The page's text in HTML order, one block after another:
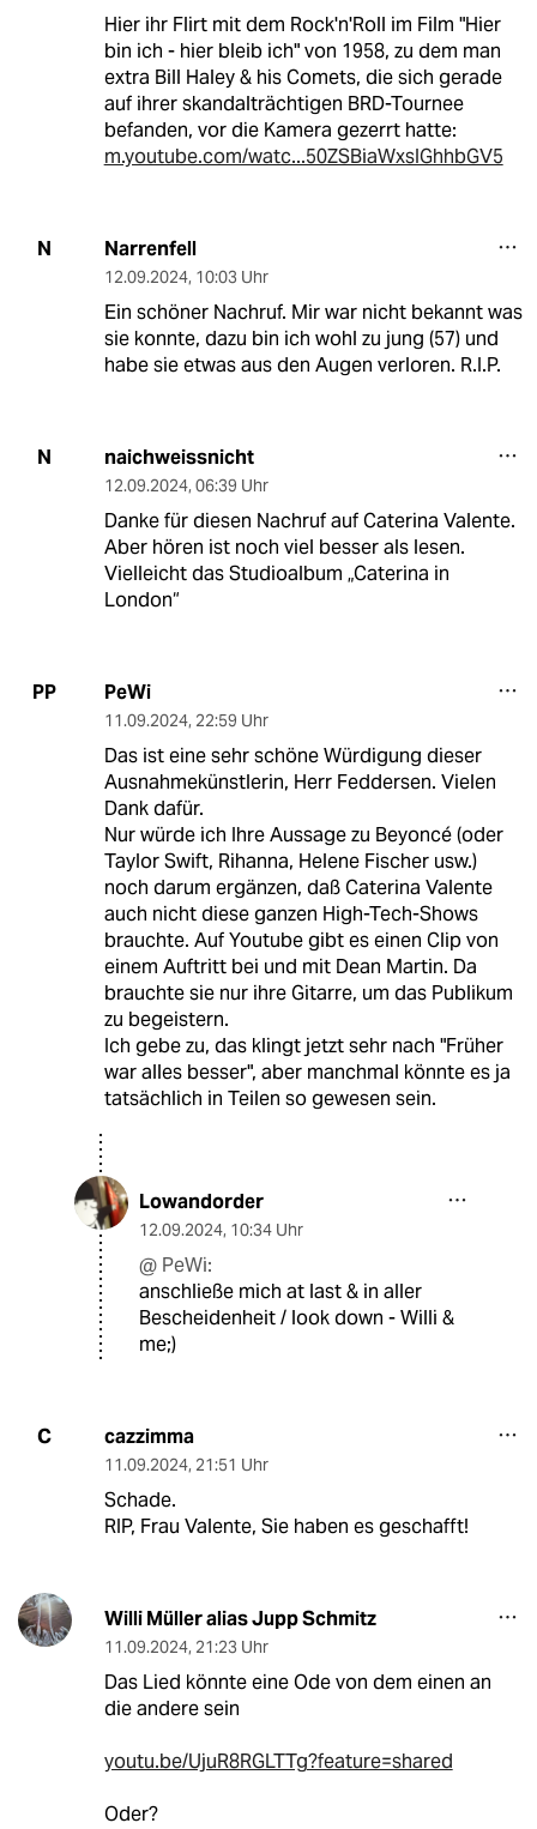
Hier ihr Flirt mit dem Rock'n'Roll im Film "Hier
bin ich - hier bleib ich" von 1958, zu dem man
extra Bill Haley & his Comets, die sich gerade
auf ihrer skandalträchtigen BRD-Tournee
befanden, vor die Kamera gezerrt hatte:
m.youtube.com/watc...50ZSBiaWxsIGhhbGV5
N Narrenfell
12.09.2024, 10:03 Uhr
Ein schöner Nachruf. Mir war nicht bekannt was
sie konnte, dazu bin ich wohl zu jung (57) und
habe sie etwas aus den Augen verloren. R.I.P.
N naichweissnicht
12.09.2024, 06:39 Uhr
Danke für diesen Nachruf auf Caterina Valente.
Aber hören ist noch viel besser als lesen.
Vielleicht das Studioalbum „Caterina in
London“
PP PeWi
11.09.2024, 22:59 Uhr
Das ist eine sehr schöne Würdigung dieser
Ausnahmekünstlerin, Herr Feddersen. Vielen
Dank dafür.
Nur würde ich Ihre Aussage zu Beyoncé (oder
Taylor Swift, Rihanna, Helene Fischer usw.)
noch darum ergänzen, daß Caterina Valente
auch nicht diese ganzen High-Tech-Shows
brauchte. Auf Youtube gibt es einen Clip von
einem Auftritt bei und mit Dean Martin. Da
brauchte sie nur ihre Gitarre, um das Publikum
zu begeistern.
Ich gebe zu, das klingt jetzt sehr nach "Früher
war alles besser", aber manchmal könnte es ja
tatsächlich in Teilen so gewesen sein.
Lowandorder
12.09.2024, 10:34 Uhr
@ PeWi:
anschließe mich at last & in aller
Bescheidenheit / look down - Willi &
me;)
C cazzimma
11.09.2024, 21:51 Uhr
Schade.
RIP, Frau Valente, Sie haben es geschafft!
Willi Müller alias Jupp Schmitz
11.09.2024, 21:23 Uhr
Das Lied könnte eine Ode von dem einen an
die andere sein
youtu.be/UjuR8RGLTTg?feature=shared
Oder?